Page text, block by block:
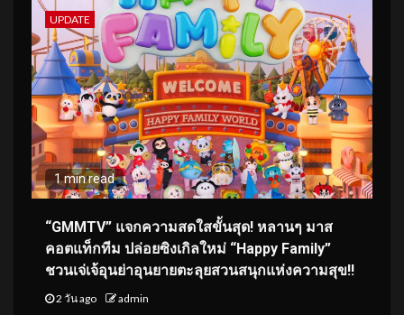
UPDATE
1 min read
“GMMTV” แจกความสดใสขั้นสุด! หลานๆ มาส
คอตแท็กทีม ปล่อยซิงเกิลใหม่ “Happy Family”
ชวนเจ่เจ้อุนย่าอุนยายตะลุยสวนสนุกแห่งความสุข!!
2 วัน ago admin